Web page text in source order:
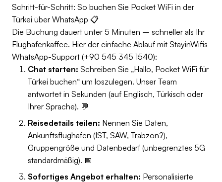
Schritt-für-Schritt: So buchen Sie Pocket WiFi in der
Türkei über WhatsApp 📋
Die Buchung dauert unter 5 Minuten – schneller als Ihr
Flughafenkaffee. Hier der einfache Ablauf mit StayinWifis
WhatsApp-Support (+90 545 345 1540):
Chat starten: Schreiben Sie „Hallo, Pocket WiFi für
Türkei buchen“ um loszulegen. Unser Team
antwortet in Sekunden (auf Englisch, Türkisch oder
Ihrer Sprache). 💬
Reisedetails teilen: Nennen Sie Daten,
Ankunftsflughafen (IST, SAW, Trabzon?),
Gruppengröße und Datenbedarf (unbegrenztes 5G
standardmäßig). 📅
Sofortiges Angebot erhalten: Personalisierte